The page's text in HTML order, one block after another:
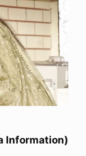
Information)